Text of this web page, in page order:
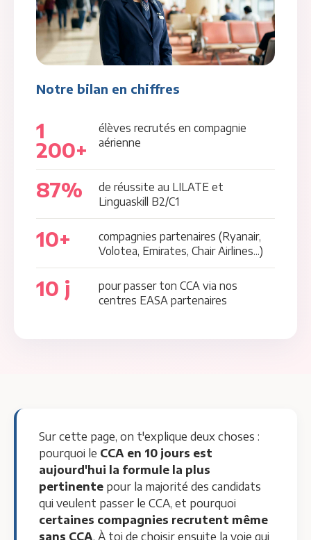
Notre bilan en chiffres
1
200+
élèves recrutés en compagnie
aérienne
87%
de réussite au LILATE et
Linguaskill B2/C1
10+
compagnies partenaires (Ryanair,
Volotea, Emirates, Chair Airlines...)
10 j
pour passer ton CCA via nos
centres EASA partenaires
Sur cette page, on t'explique deux choses :
pourquoi le CCA en 10 jours est
aujourd'hui la formule la plus
pertinente pour la majorité des candidats
qui veulent passer le CCA, et pourquoi
certaines compagnies recrutent même
sans CCA. À toi de choisir ensuite la voie qui